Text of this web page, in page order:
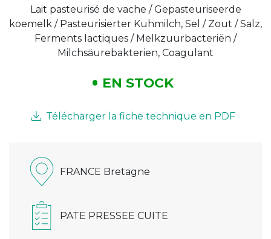
Lait pasteurisé de vache / Gepasteuriseerde
koemelk / Pasteurisierter Kuhmilch, Sel / Zout / Salz,
Ferments lactiques / Melkzuurbacteriën /
Milchsäurebakterien, Coagulant
EN STOCK
Télécharger la fiche technique en PDF
FRANCE Bretagne
PATE PRESSEE CUITE